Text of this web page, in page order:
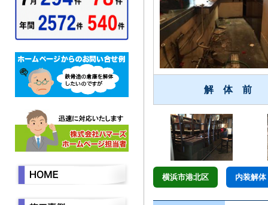
解 体 前
横浜市港北区 内装解体